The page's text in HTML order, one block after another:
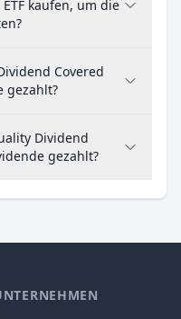
kaufen, um die
Covered
gezahlt?
Dividend
gezahlt?